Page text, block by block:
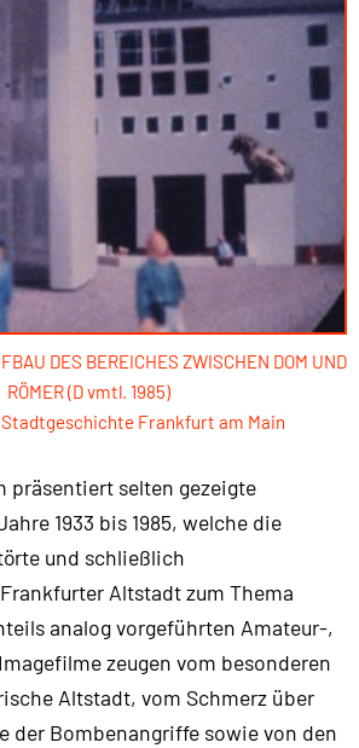
DES BEREICHES ZWISCHEN DOM UND
RÖMER (D vmtl. 1985)
Frankfurt am Main
präsentiert selten gezeigte
1933 bis 1985, welche die
und schließlich
Altstadt zum Thema
analog vorgeführten Amateur-,
zeugen vom besonderen
Altstadt, vom Schmerz über
der Bombenangriffe sowie von den